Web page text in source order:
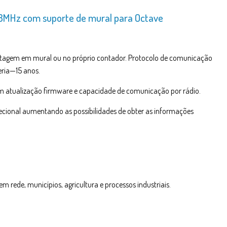
com suporte de mural para Octave
em mural ou no próprio contador. Protocolo de comunicação
anos.
atualização firmware e capacidade de comunicação por rádio.
aumentando as possibilidades de obter as informações
rede, municípios, agricultura e processos industriais.